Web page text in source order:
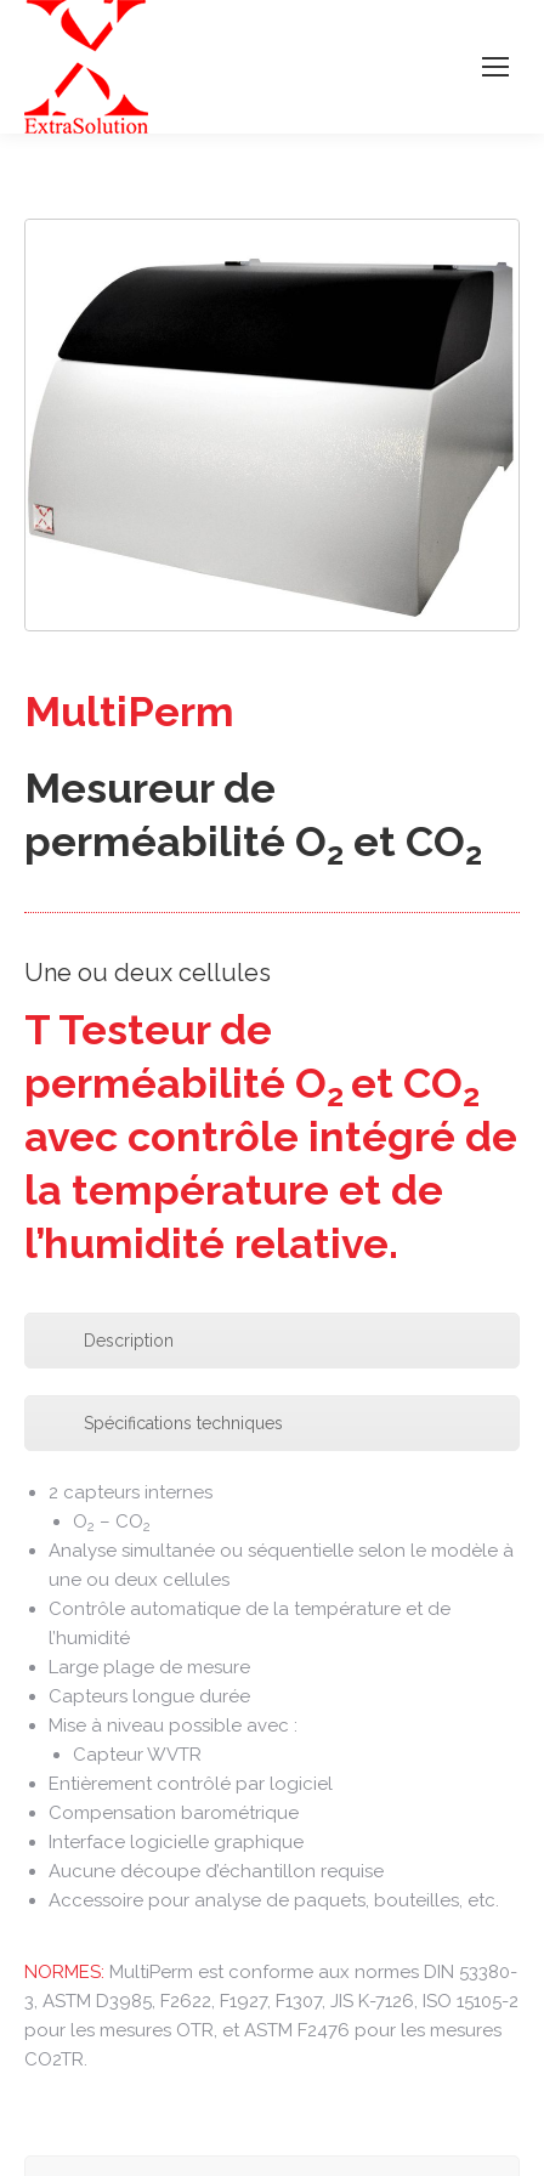
MultiPerm
Mesureur de
perméabilité O2 et CO2
Une ou deux cellules
T Testeur de
perméabilité O2 et CO2
avec contrôle intégré de
la température et de
l’humidité relative.
Description
Spécifications techniques
2 capteurs internes
O2 – CO2
Analyse simultanée ou séquentielle selon le modèle à
une ou deux cellules
Contrôle automatique de la température et de
l’humidité
Large plage de mesure
Capteurs longue durée
Mise à niveau possible avec :
Capteur WVTR
Entièrement contrôlé par logiciel
Compensation barométrique
Interface logicielle graphique
Aucune découpe d’échantillon requise
Accessoire pour analyse de paquets, bouteilles, etc.
NORMES: MultiPerm est conforme aux normes DIN 53380-
3, ASTM D3985, F2622, F1927, F1307, JIS K-7126, ISO 15105-2
pour les mesures OTR, et ASTM F2476 pour les mesures
CO2TR.